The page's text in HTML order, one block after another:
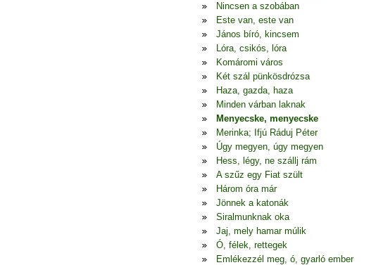
Nincsen a szobában
Este van, este van
János bíró, kincsem
Lóra, csikós, lóra
Komáromi város
Két szál pünkösdrózsa
Haza, gazda, haza
Minden várban laknak
Menyecske, menyecske
Merinka; Ifjú Ráduj Péter
Úgy megyen, úgy megyen
Hess, légy, ne szállj rám
A szűz egy Fiat szült
Három óra már
Jönnek a katonák
Siralmunknak oka
Jaj, mely hamar múlik
Ó, félek, rettegek
Emlékezzél meg, ó, gyarló ember